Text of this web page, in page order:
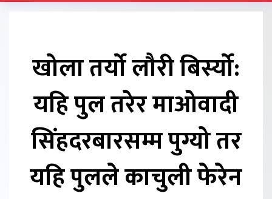
खोला तर्यो लौरी बिर्स्यो:
यहि पुल तरेर माओवादी
सिंहदरबारसम्म पुग्यो तर
यहि पुलले काचुली फेरेन